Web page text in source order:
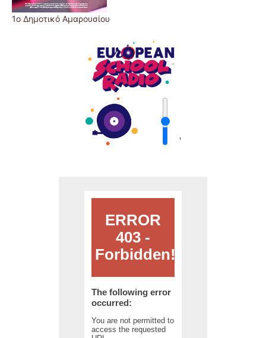
1ο Δημοτικό Αμαρουσίου
'